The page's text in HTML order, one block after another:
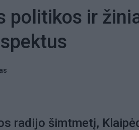
politikos ir
radijo šimtmetį,